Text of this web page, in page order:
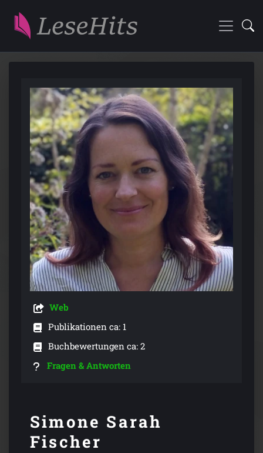
Web
Publikationen ca: 1
Buchbewertungen ca: 2
Fragen & Antworten
Simone Sarah
Fischer